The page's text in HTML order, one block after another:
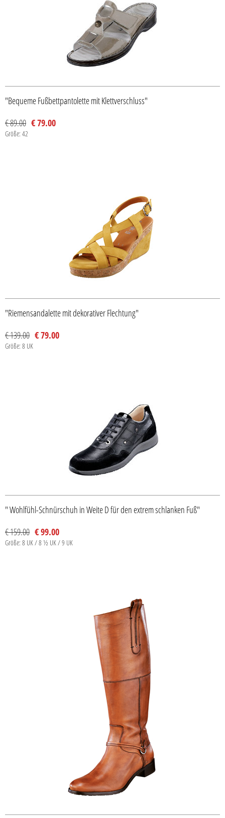
"Bequeme Fußbettpantolette mit Klettverschluss"
€ 89.00 € 79.00
Größe: 42
"Riemensandalette mit dekorativer Flechtung"
€ 139.00 € 79.00
Größe: 8 UK
" Wohlfühl-Schnürschuh in Weite D für den extrem schlanken Fuß"
€ 159.00 € 99.00
Größe: 8 UK / 8 ½ UK / 9 UK